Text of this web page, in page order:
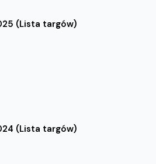
(Lista targów)
(Lista targów)